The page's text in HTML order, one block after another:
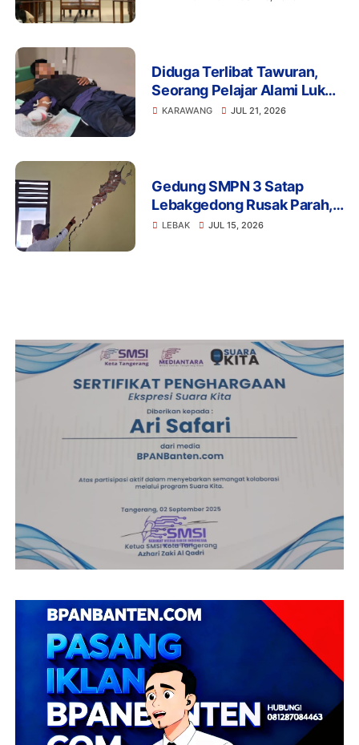
Diduga Terlibat Tawuran,
Seorang Pelajar Alami Luka
Berat di Klari, Polisi Lakukan
KARAWANG JUL 21, 2026
Gedung SMPN 3 Satap
Lebakgedong Rusak Parah,
Warga: Jangan Tunggu
LEBAK JUL 15, 2026